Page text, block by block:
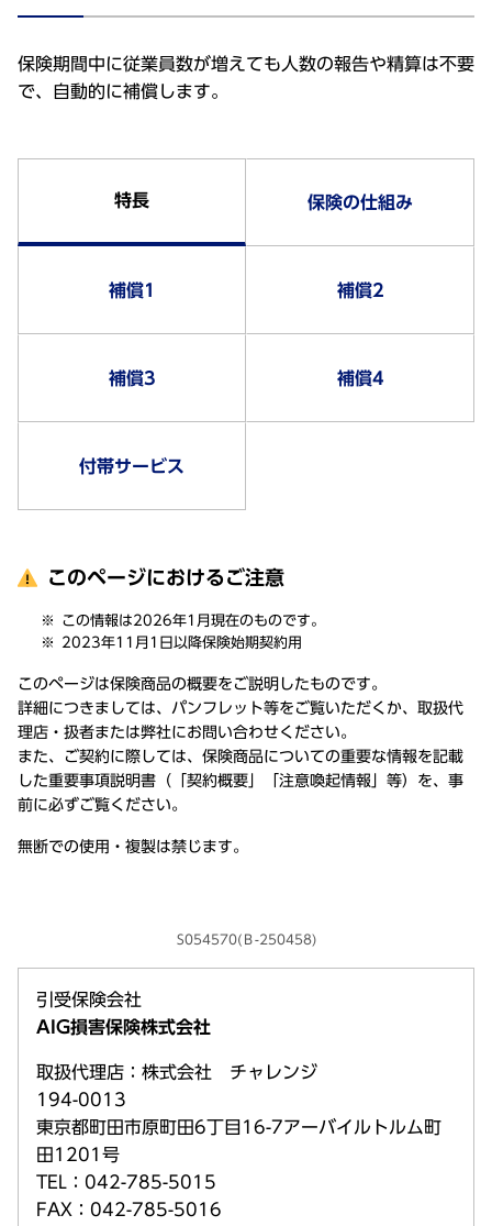
保険期間中に従業員数が増えても人数の報告や精算は不要
で、自動的に補償します。
特長 保険の仕組み
補償1 補償2
補償3 補償4
付帯サービス
このページにおけるご注意
この情報は2026年1月現在のものです。
2023年11月1日以降保険始期契約用
このページは保険商品の概要をご説明したものです。
詳細につきましては、パンフレット等をご覧いただくか、取扱代
理店・扱者または弊社にお問い合わせください。
また、ご契約に際しては、保険商品についての重要な情報を記載
した重要事項説明書（「契約概要」「注意喚起情報」等）を、事
前に必ずご覧ください。
無断での使用・複製は禁じます。
S054570(Ｂ-250458)
引受保険会社
AIG損害保険株式会社
取扱代理店：株式会社 チャレンジ
194-0013
東京都町田市原町田6丁目16-7アーバイルトルム町
田1201号
TEL：042-785-5015
FAX：042-785-5016